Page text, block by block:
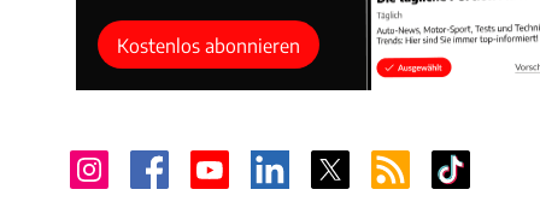
Kostenlos abonnieren